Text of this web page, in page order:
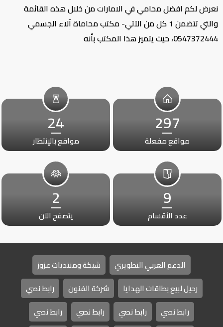
نعرض لكم افضل محامي في الامارات من خلال هذه القائمة
والتي تتضمن 1 كل من الآتي- مكتب محاماة آلاء الجسمي
0547372444، حيث يتميز هذا المكتب بأنه
297
مواقع مفعلة
24
مواقع بالإنتظار
9
عدد الأقسام
2
يتصفح الآن
الدعم العربي التطويري
شبكة ومنتديات عزوز
رحيل لبيع بطاقات الهدايا
شركة الفنون
رابط نصي
رابط نصي
رابط نصي رابط نصي رابط نصي